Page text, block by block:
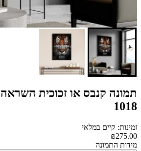
תמונה קנבס או זכוכית השראה
1018
זמינות: קיים במלאי
₪275.00
מידות התמונה